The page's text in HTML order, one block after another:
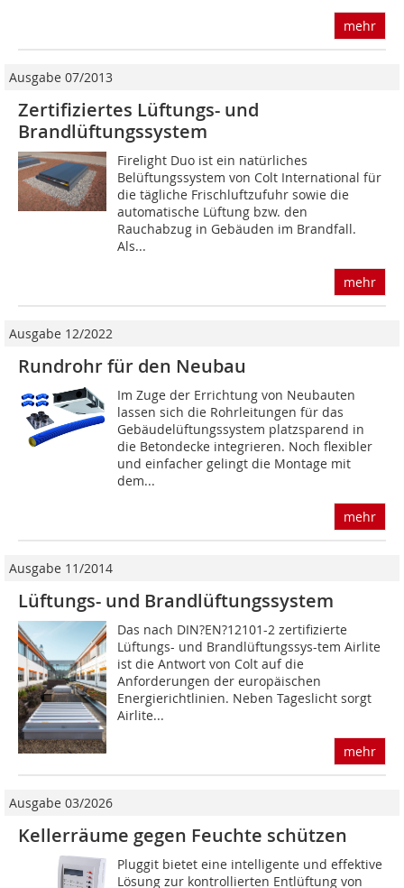
mehr
Ausgabe 07/2013
Zertifiziertes Lüftungs- und
Brandlüftungssystem
Firelight Duo ist ein natürliches
Belüftungssystem von Colt International für
die tägliche Frischluftzufuhr sowie die
automatische Lüftung bzw. den
Rauchabzug in Gebäuden im Brandfall.
Als...
mehr
Ausgabe 12/2022
Rundrohr für den Neubau
Im Zuge der Errichtung von Neubauten
lassen sich die Rohrleitungen für das
Gebäudelüftungssystem platzsparend in
die Betondecke integrieren. Noch flexibler
und einfacher gelingt die Montage mit
dem...
mehr
Ausgabe 11/2014
Lüftungs- und Brandlüftungssystem
Das nach DIN?EN?12101-2 zertifizierte
Lüftungs- und Brandlüftungssys-tem Airlite
ist die Antwort von Colt auf die
Anforderungen der europäischen
Energierichtlinien. Neben Tageslicht sorgt
Airlite...
mehr
Ausgabe 03/2026
Kellerräume gegen Feuchte schützen
Pluggit bietet eine intelligente und effektive
Lösung zur kontrollierten Entlüftung von